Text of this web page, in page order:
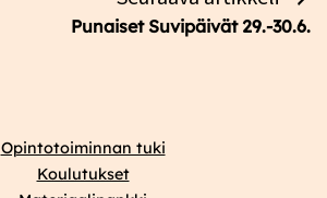
Punaiset Suvipäivät 29.-30.6.
Opintotoiminnan tuki
Koulutukset